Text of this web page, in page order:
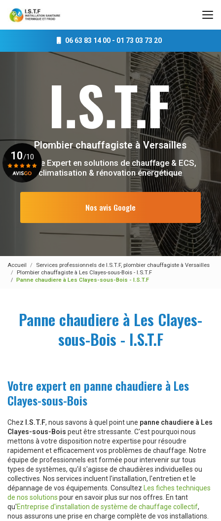
contenu
06 63 83 14 00- 01 73 03 73 20
Plombier chauffagisteà Versailles
Votre Expert en solutions de chauffage & ECS,
climatisation & rénovation énergétique
Nos avis Google
10/10
Accueil
Services professionnels de I.S.T.F, plombier chauffagiste à Versailles
Plombier chauffagiste à Les Clayes-sous-Bois - I.S.T.F
Panne chaudiere à Les Clayes-sous-Bois - I.S.T.F
Panne chaudiere à Les Clayes-
sous-Bois - I.S.T.F
Votre expert en panne chaudiere à Les
Clayes-sous-Bois
Chez I.S.T.F, nous savons à quel point une panne chaudiere à Les
Clayes-sous-Bois peut être stressante. C'est pourquoi nous
mettons à votre disposition notre expertise pour résoudre
rapidement et efficacement vos problèmes de chauffage. Notre
équipe de professionnels est formée pour intervenir sur tous
types de systèmes, qu'il s'agisse de chaudières individuelles ou
collectives. Nos services incluent l'installation, l'entretien et le
dépannage de vos équipements. Consultez
Les fiches techniques
de nos solutions pour en savoir plus sur nos offres. En tant
qu'Entreprise d'installation de système de chauffage collectif,
nous assurons une prise en charge complète de vos installations.